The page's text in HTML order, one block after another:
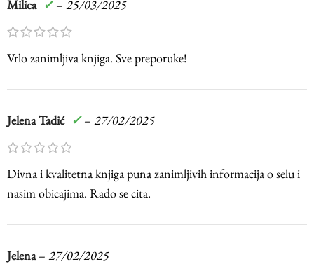
Milica ✓ – 25/03/2025
Vrlo zanimljiva knjiga. Sve preporuke!
Jelena Tadić ✓ – 27/02/2025
Divna i kvalitetna knjiga puna zanimljivih informacija o selu i
nasim obicajima. Rado se cita.
Jelena– 27/02/2025